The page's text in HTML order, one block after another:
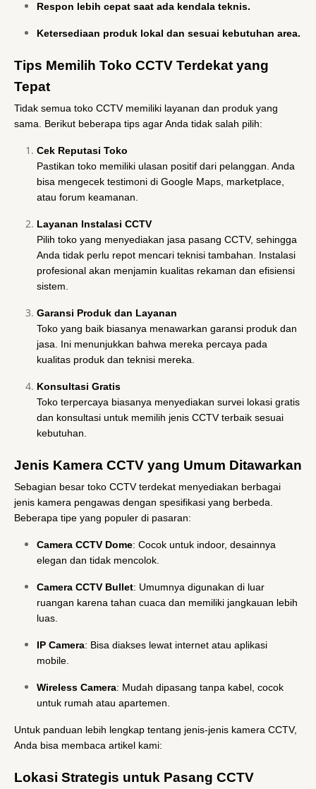
Respon lebih cepat saat ada kendala teknis.
Ketersediaan produk lokal dan sesuai kebutuhan area.
Tips Memilih Toko CCTV Terdekat yang
Tepat
Tidak semua toko CCTV memiliki layanan dan produk yang
sama. Berikut beberapa tips agar Anda tidak salah pilih:
Cek Reputasi Toko
Pastikan toko memiliki ulasan positif dari pelanggan. Anda
bisa mengecek testimoni di Google Maps, marketplace,
atau forum keamanan.
Layanan Instalasi CCTV
Pilih toko yang menyediakan jasa pasang CCTV, sehingga
Anda tidak perlu repot mencari teknisi tambahan. Instalasi
profesional akan menjamin kualitas rekaman dan efisiensi
sistem.
Garansi Produk dan Layanan
Toko yang baik biasanya menawarkan garansi produk dan
jasa. Ini menunjukkan bahwa mereka percaya pada
kualitas produk dan teknisi mereka.
Konsultasi Gratis
Toko terpercaya biasanya menyediakan survei lokasi gratis
dan konsultasi untuk memilih jenis CCTV terbaik sesuai
kebutuhan.
Jenis Kamera CCTV yang Umum Ditawarkan
Sebagian besar toko CCTV terdekat menyediakan berbagai
jenis kamera pengawas dengan spesifikasi yang berbeda.
Beberapa tipe yang populer di pasaran:
Camera CCTV Dome: Cocok untuk indoor, desainnya
elegan dan tidak mencolok.
Camera CCTV Bullet: Umumnya digunakan di luar
ruangan karena tahan cuaca dan memiliki jangkauan lebih
luas.
IP Camera: Bisa diakses lewat internet atau aplikasi
mobile.
Wireless Camera: Mudah dipasang tanpa kabel, cocok
untuk rumah atau apartemen.
Untuk panduan lebih lengkap tentang jenis-jenis kamera CCTV,
Anda bisa membaca artikel kami:
Lokasi Strategis untuk Pasang CCTV